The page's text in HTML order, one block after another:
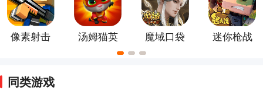
像素射击
汤姆猫英
雄跑酷手
魔域口袋
迷你枪战
同类游戏